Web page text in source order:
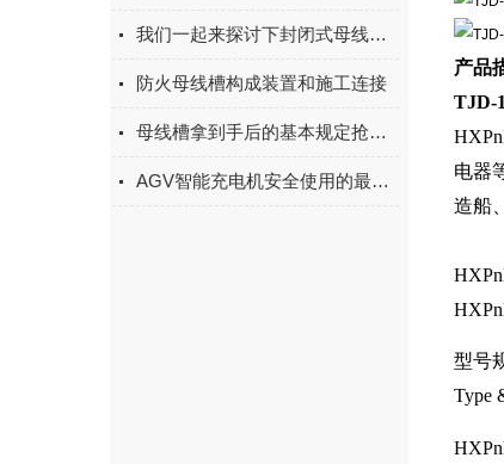
我们一起来探讨下封闭式母线槽要怎么安装呢
防火母线槽构成装置和施工连接
母线槽拿到手后的基本规定抢先了解下！
AGV智能充电机安全使用的最佳实践
产品
TJD-
电器
造船
型号
Type